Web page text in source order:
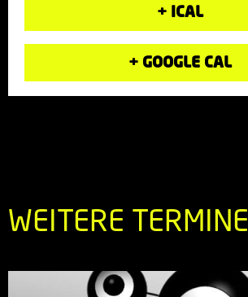
+ ICAL
+ GOOGLE CAL
WEITERE TERMINE